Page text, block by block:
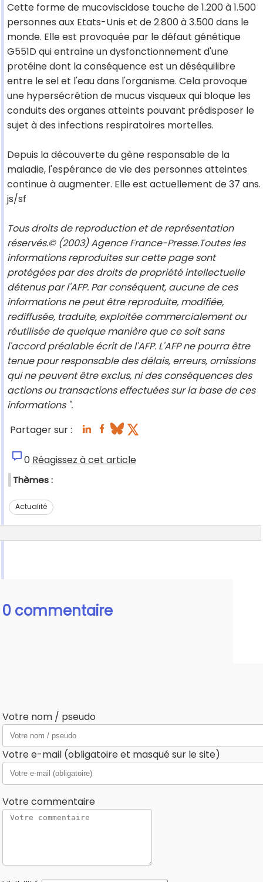
Cette forme de mucoviscidose touche de 1.200 à 1.500
personnes aux Etats-Unis et de 2.800 à 3.500 dans le
monde. Elle est provoquée par le défaut génétique
G551D qui entraîne un dysfonctionnement d'une
protéine dont la conséquence est un déséquilibre
entre le sel et l'eau dans l'organisme. Cela provoque
une hypersécrétion de mucus visqueux qui bloque les
conduits des organes atteints pouvant prédisposer le
sujet à des infections respiratoires mortelles.
Depuis la découverte du gène responsable de la
maladie, l'espérance de vie des personnes atteintes
continue à augmenter. Elle est actuellement de 37 ans.
js/sf
Tous droits de reproduction et de représentation
réservés.© (2003) Agence France-Presse.Toutes les
informations reproduites sur cette page sont
protégées par des droits de propriété intellectuelle
détenus par l'AFP. Par conséquent, aucune de ces
informations ne peut être reproduite, modifiée,
rediffusée, traduite, exploitée commercialement ou
réutilisée de quelque manière que ce soit sans
l'accord préalable écrit de l'AFP. L'AFP ne pourra être
tenue pour responsable des délais, erreurs, omissions
qui ne peuvent être exclus, ni des conséquences des
actions ou transactions effectuées sur la base de ces
informations ".
Partager sur :
0 Réagissez à cet article
Thèmes :
Actualité
0 commentaire
Votre nom / pseudo
Votre e-mail (obligatoire et masqué sur le site)
Votre commentaire